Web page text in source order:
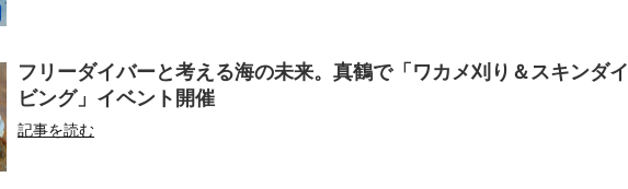
フリーダイバーと考える海の未来。真鶴で「ワカメ刈り＆スキンダイ
ビング」イベント開催
記事を読む